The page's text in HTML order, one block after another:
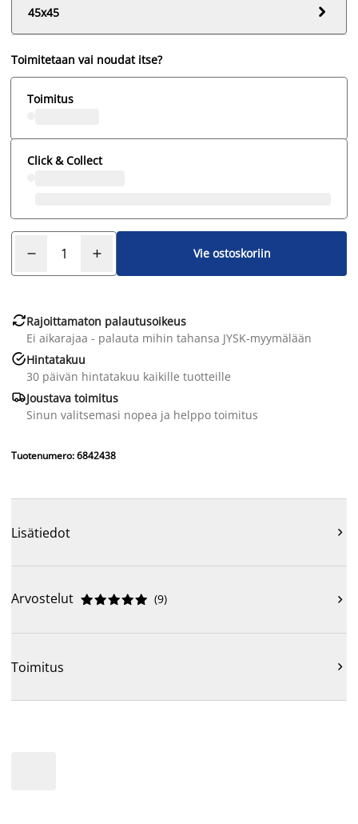
45x45

Toimitetaan vai noudat itse?
Toimitus
Click & Collect
Vie ostoskoriin
Rajoittamaton palautusoikeus
Ei aikarajaa - palauta mihin tahansa JYSK-myymälään
Hintatakuu
30 päivän hintatakuu kaikille tuotteille
Joustava toimitus
Sinun valitsemasi nopea ja helppo toimitus
Tuotenumero: 6842438
Lisätiedot 
Arvostelut 




 (9) 
Toimitus 